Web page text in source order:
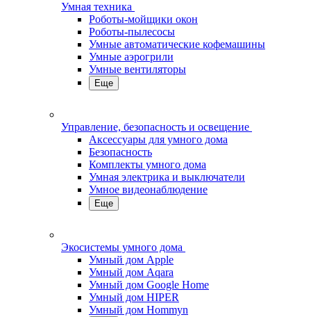
Умная техника
Роботы-мойщики окон
Роботы-пылесосы
Умные автоматические кофемашины
Умные аэрогрили
Умные вентиляторы
Еще
Управление, безопасность и освещение
Аксессуары для умного дома
Безопасность
Комплекты умного дома
Умная электрика и выключатели
Умное видеонаблюдение
Еще
Экосистемы умного дома
Умный дом Apple
Умный дом Aqara
Умный дом Google Home
Умный дом HIPER
Умный дом Hommyn